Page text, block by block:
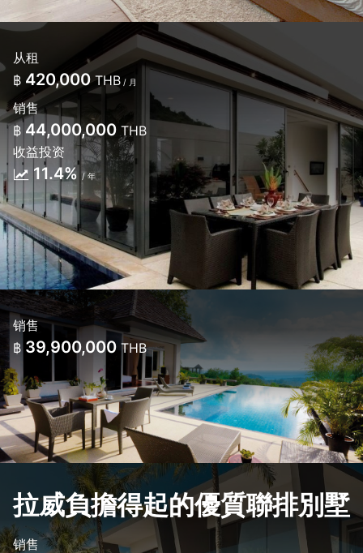
从租
฿ 420,000THB / 月
销售
฿ 44,000,000 THB
收益投资
11.4% / 年
销售
฿ 39,900,000THB
拉威負擔得起的優質聯排別墅
销售